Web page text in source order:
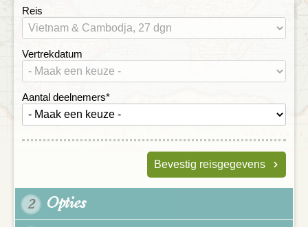
Reis
Vertrekdatum
Aantal deelnemers*
Bevestig reisgegevens
2 Opties